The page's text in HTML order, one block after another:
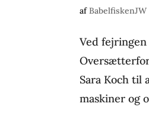
afBabelfiskenJW
Ved
Sara Koch
maskiner og